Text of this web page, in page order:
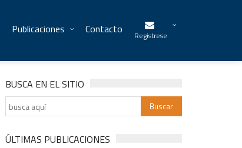
Publicaciones Contacto Registrese
BUSCA EN EL SITIO
ÚLTIMAS PUBLICACIONES